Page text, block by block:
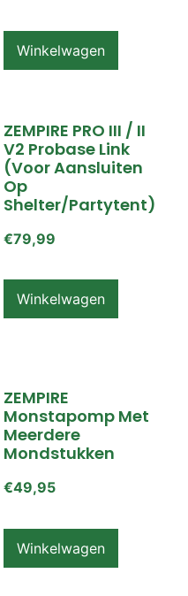
Winkelwagen
ZEMPIRE PRO III / II
V2 Probase Link
(voor Aansluiten
Op
Shelter/partytent)
€79,99
Winkelwagen
ZEMPIRE
Monstapomp Met
Meerdere
Mondstukken
€49,95
Winkelwagen